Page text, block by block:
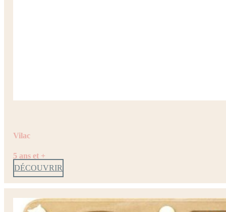
Vilac
5 ans et +
DÉCOUVRIR